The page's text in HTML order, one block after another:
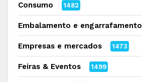
Consumo 1482
Embalamento e engarrafamento
Empresas e mercados 1473
Feiras & Eventos 1499